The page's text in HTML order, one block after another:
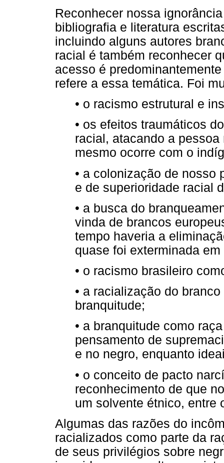
Reconhecer nossa
bibliografia e literatura
incluindo alguns autores
racial é também reconhecer
acesso é
refere a essa temática. Foi
• o racismo estrutural e
• os efeitos traumáticos
racial, atacando a
mesmo ocorre com o
• a colonização de nosso
e de superioridade racial
• a busca do
vinda de brancos
tempo haveria a
quase foi exterminada
• o racismo brasileiro
• a racialização do
branquitude;
• a branquitude como
pensamento de
e no negro, enquanto
• o conceito de pacto
reconhecimento de que
um solvente étnico, entre
Algumas das razões do
racializados como parte da
de seus privilégios sobre